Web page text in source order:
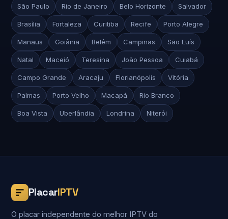
São Paulo Rio de Janeiro Belo Horizonte Salvador
Brasília Fortaleza Curitiba Recife Porto Alegre
Manaus Goiânia Belém Campinas São Luís
Natal Maceió Teresina João Pessoa Cuiabá
Campo Grande Aracaju Florianópolis Vitória
Palmas Porto Velho Macapá Rio Branco
Boa Vista Uberlândia Londrina Niterói
PlacarIPTV
O placar independente do melhor IPTV do